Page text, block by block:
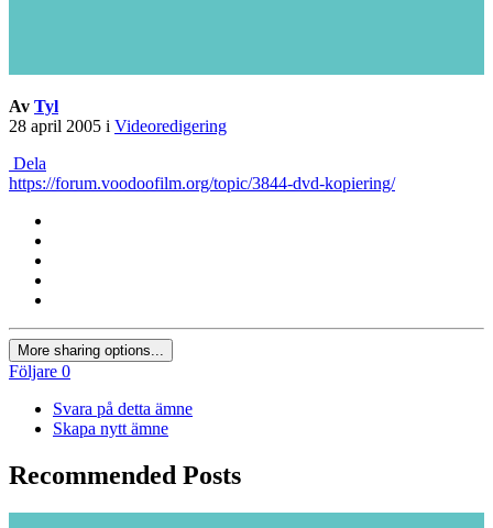
Av Tyl
28 april 2005 i Videoredigering
Dela
https://forum.voodoofilm.org/topic/3844-dvd-kopiering/
More sharing options...
Följare 0
Svara på detta ämne
Skapa nytt ämne
Recommended Posts